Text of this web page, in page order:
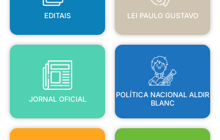
EDITAIS LEI PAULO GUSTAVO
JORNAL OFICIAL
JORNAL OFICIAL
POLÍTICA NACIONAL ALDIR
BLANC
POLÍTICA NACIONAL ALDIR
BLANC